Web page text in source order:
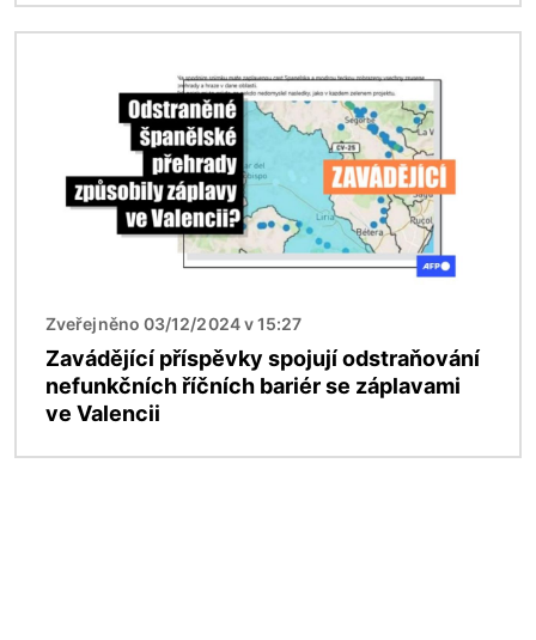
Zveřejněno 03/12/2024 v 15:27
Zavádějící příspěvky spojují odstraňování
nefunkčních říčních bariér se záplavami
ve Valencii